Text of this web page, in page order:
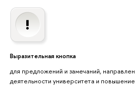
Выразительная кнопка
для предложений и замечаний,
деятельности университета и